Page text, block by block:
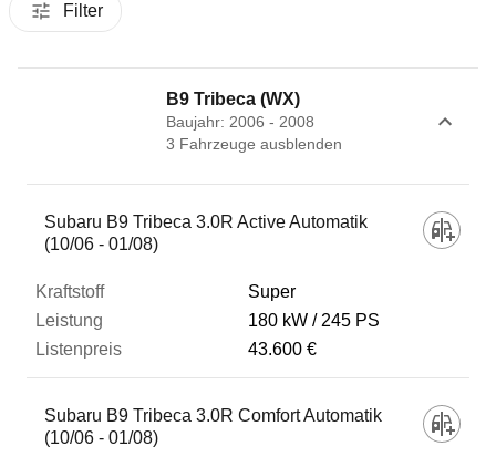
Filter
B9 Tribeca (WX)
Baujahr: 2006 - 2008
3 Fahrzeuge ausblenden
Fahrzeug
Kraftstoff
Leistung
Listenpreis
Subaru B9 Tribeca 3.0R Active Automatik
(10/06 - 01/08)
Super
180 kW
245 PS
43.600 €
Subaru B9 Tribeca 3.0R Comfort Automatik
(10/06 - 01/08)